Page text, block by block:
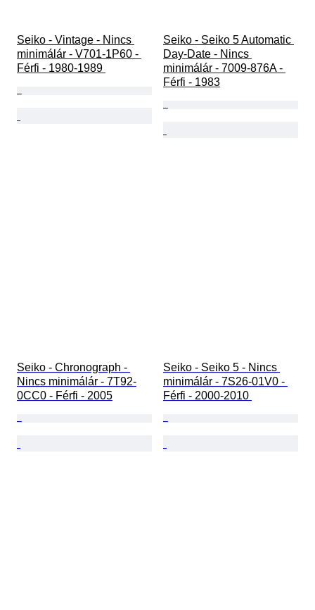
Seiko - Vintage - Nincs
minimálár - V701-1P60 -
Férfi - 1980-1989
Seiko - Seiko 5 Automatic
Day-Date - Nincs
minimálár - 7009-876A -
Férfi - 1983
Seiko - Chronograph -
Nincs minimálár - 7T92-
0CC0 - Férfi - 2005
Seiko - Seiko 5 - Nincs
minimálár - 7S26-01V0 -
Férfi - 2000-2010